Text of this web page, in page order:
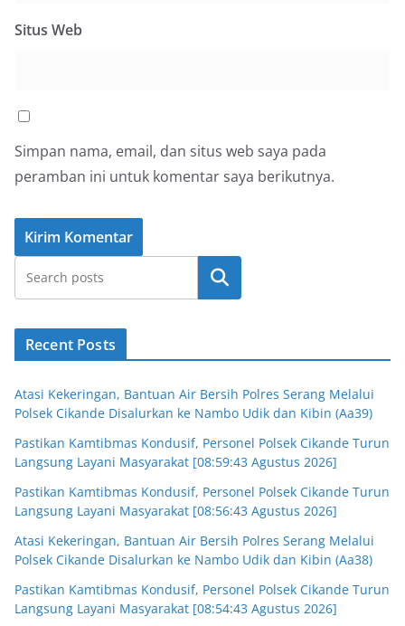
Situs Web
Simpan nama, email, dan situs web saya pada
peramban ini untuk komentar saya berikutnya.
Cari
Recent Posts
Atasi Kekeringan, Bantuan Air Bersih Polres Serang Melalui
Polsek Cikande Disalurkan ke Nambo Udik dan Kibin (Aa39)
Pastikan Kamtibmas Kondusif, Personel Polsek Cikande Turun
Langsung Layani Masyarakat [08:59:43 Agustus 2026]
Pastikan Kamtibmas Kondusif, Personel Polsek Cikande Turun
Langsung Layani Masyarakat [08:56:43 Agustus 2026]
Atasi Kekeringan, Bantuan Air Bersih Polres Serang Melalui
Polsek Cikande Disalurkan ke Nambo Udik dan Kibin (Aa38)
Pastikan Kamtibmas Kondusif, Personel Polsek Cikande Turun
Langsung Layani Masyarakat [08:54:43 Agustus 2026]